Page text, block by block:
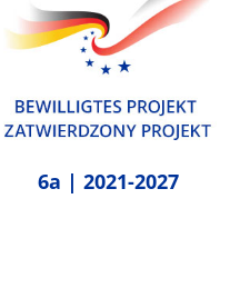
6a | 2021-2027